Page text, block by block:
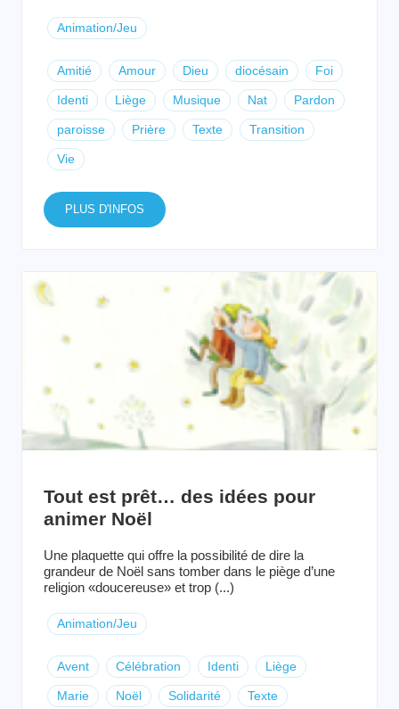
Animation/Jeu
Amitié Amour Dieu diocésain Foi
Identi Liège Musique Nat Pardon
paroisse Prière Texte Transition
Vie
PLUS D'INFOS
Tout est prêt… des idées pour
animer Noël
Une plaquette qui offre la possibilité de dire la
grandeur de Noël sans tomber dans le piège d’une
religion «doucereuse» et trop (...)
Animation/Jeu
Avent Célébration Identi Liège
Marie Noël Solidarité Texte